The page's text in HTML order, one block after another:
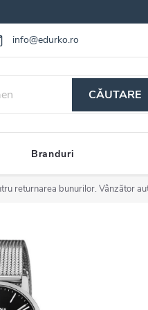
info@edurko.ro
frecvente
CĂUTARE
Branduri
returnarea bunurilor. Vânzător